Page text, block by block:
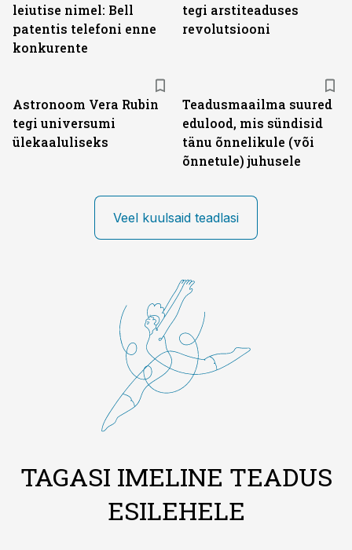
leiutise nimel: Bell
patentis telefoni enne
konkurente
tegi arstiteaduses
revolutsiooni
Astronoom Vera Rubin
tegi universumi
ülekaaluliseks
Teadusmaailma suured
edulood, mis sündisid
tänu õnnelikule (või
õnnetule) juhusele
Veel kuulsaid teadlasi
TAGASI IMELINE TEADUS
ESILEHELE